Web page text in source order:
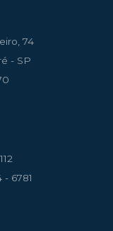
74
- SP
- 6781